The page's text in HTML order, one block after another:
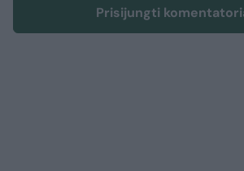
Prisijungti